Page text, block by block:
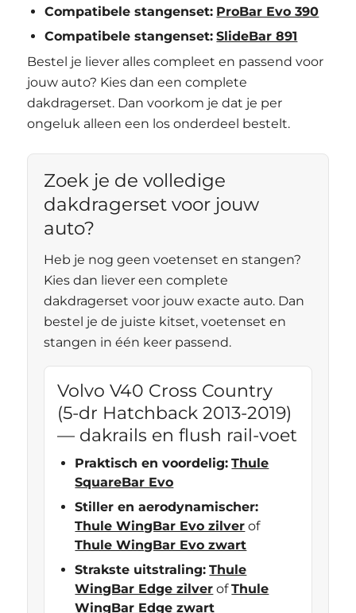
Compatibele stangenset: ProBar Evo 390
Compatibele stangenset: SlideBar 891
Bestel je liever alles compleet en passend voor
jouw auto? Kies dan een complete
dakdragerset. Dan voorkom je dat je per
ongeluk alleen een los onderdeel bestelt.
Zoek je de volledige
dakdragerset voor jouw
auto?
Heb je nog geen voetenset en stangen?
Kies dan liever een complete
dakdragerset voor jouw exacte auto. Dan
bestel je de juiste kitset, voetenset en
stangen in één keer passend.
Volvo V40 Cross Country
(5-dr Hatchback 2013-2019)
— dakrails en flush rail-voet
Praktisch en voordelig: Thule
SquareBar Evo
Stiller en aerodynamischer:
Thule WingBar Evo zilver of
Thule WingBar Evo zwart
Strakste uitstraling: Thule
WingBar Edge zilver ofThule
WingBar Edge zwart